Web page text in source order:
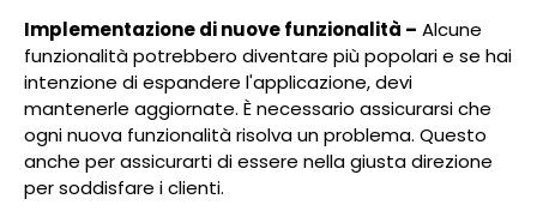
Implementazione di nuove funzionalità – Alcune
funzionalità potrebbero diventare più popolari e se hai
intenzione di espandere l'applicazione, devi
mantenerle aggiornate. È necessario assicurarsi che
ogni nuova funzionalità risolva un problema. Questo
anche per assicurarti di essere nella giusta direzione
per soddisfare i clienti.